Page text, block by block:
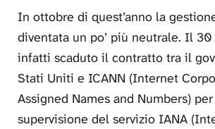
In ottobre di quest’anno la
diventata un po’ più neutrale. Il
infatti scaduto il contratto tra il
Stati Uniti e ICANN (Internet
Assigned Names and Numbers)
supervisione del servizio IANA